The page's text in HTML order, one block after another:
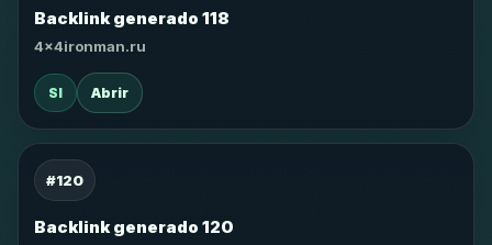
Backlink generado 118
4x4ironman.ru
SI Abrir
#120
Backlink generado 120